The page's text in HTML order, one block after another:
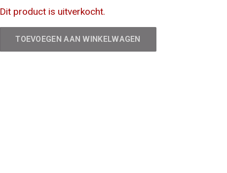
Dit product is uitverkocht.
TOEVOEGEN AAN WINKELWAGEN